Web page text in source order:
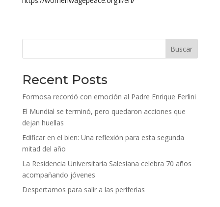
Buscar
Recent Posts
Formosa recordó con emoción al Padre Enrique Ferlini
El Mundial se terminó, pero quedaron acciones que
dejan huellas
Edificar en el bien: Una reflexión para esta segunda
mitad del año
La Residencia Universitaria Salesiana celebra 70 años
acompañando jóvenes
Despertarnos para salir a las periferias